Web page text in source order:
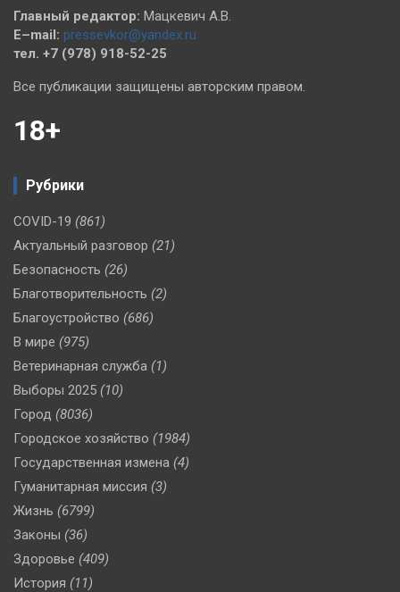
Главный редактор: Мацкевич А.В.
E–mail: pressevkor@yandex.ru
тел. +7 (978) 918-52-25
Все публикации защищены авторским правом.
18+
Рубрики
COVID-19 (861)
Актуальный разговор (21)
Безопасность (26)
Благотворительность (2)
Благоустройство (686)
В мире (975)
Ветеринарная служба (1)
Выборы 2025 (10)
Город (8036)
Городское хозяйство (1984)
Государственная измена (4)
Гуманитарная миссия (3)
Жизнь (6799)
Законы (36)
Здоровье (409)
История (11)